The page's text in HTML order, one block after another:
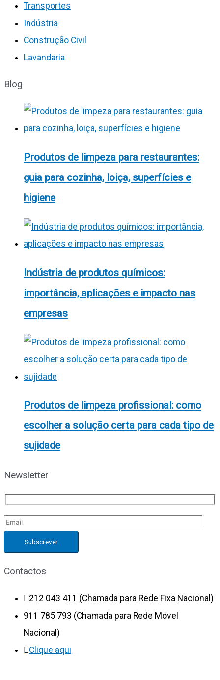
Transportes
Indústria
Construção Civil
Lavandaria
Blog
Produtos de limpeza para restaurantes:
guia para cozinha, loiça, superfícies e
higiene
Indústria de produtos químicos:
importância, aplicações e impacto nas
empresas
Produtos de limpeza profissional: como
escolher a solução certa para cada tipo de
sujidade
Newsletter
Contactos
212 043 411 (Chamada para Rede Fixa Nacional)
911 785 793 (Chamada para Rede Móvel
Nacional)
Clique aqui